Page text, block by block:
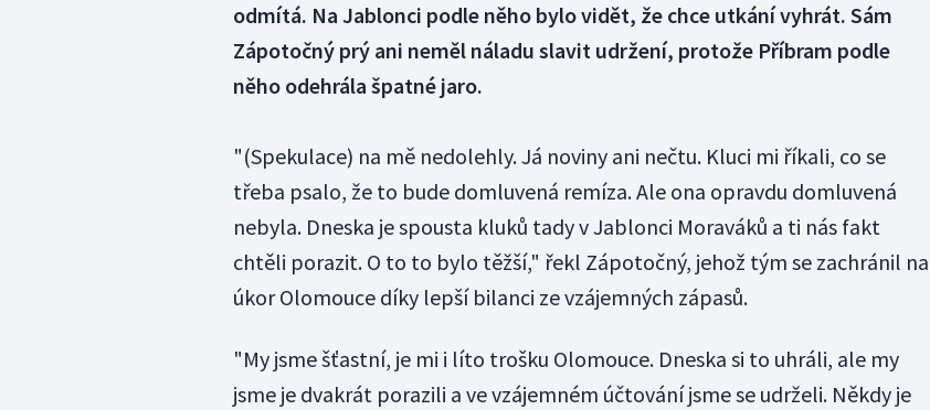
odmítá. Na Jablonci podle něho bylo vidět, že chce utkání vyhrát. Sám
Zápotočný prý ani neměl náladu slavit udržení, protože Příbram podle
něho odehrála špatné jaro.
"(Spekulace) na mě nedolehly. Já noviny ani nečtu. Kluci mi říkali, co se
třeba psalo, že to bude domluvená remíza. Ale ona opravdu domluvená
nebyla. Dneska je spousta kluků tady v Jablonci Moraváků a ti nás fakt
chtěli porazit. O to to bylo těžší," řekl Zápotočný, jehož tým se zachránil na
úkor Olomouce díky lepší bilanci ze vzájemných zápasů.
"My jsme šťastní, je mi i líto trošku Olomouce. Dneska si to uhráli, ale my
jsme je dvakrát porazili a ve vzájemném účtování jsme se udrželi. Někdy je